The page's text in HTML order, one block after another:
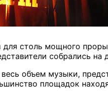
столь мощного
собрались
объем музыки,
площадок